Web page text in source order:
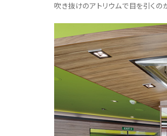
吹き抜けのアトリウムで目を引くの